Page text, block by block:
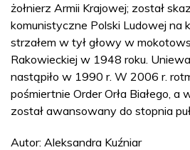
żołnierz Armii Krajowej; został
komunistyczne Polski Ludowej na
strzałem w tył głowy w
Rakowieckiej w 1948 roku.
nastąpiło w 1990 r. W 2006 r.
pośmiertnie Order Orła Białego, a
został awansowany do stopnia
Autor: Aleksandra Kuźniar